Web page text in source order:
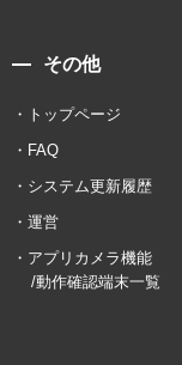
その他
トップページ
FAQ
システム更新履歴
運営
アプリカメラ機能
/動作確認端末一覧